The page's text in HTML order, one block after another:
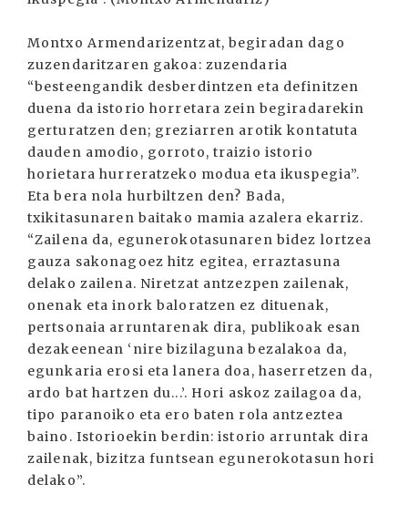
Montxo Armendarizentzat, begiradan dago
zuzendaritzaren gakoa: zuzendaria
“besteengandik desberdintzen eta definitzen
duena da istorio horretara zein begiradarekin
gerturatzen den; greziarren arotik kontatuta
dauden amodio, gorroto, traizio istorio
horietara hurreratzeko modua eta ikuspegia”.
Eta bera nola hurbiltzen den? Bada,
txikitasunaren baitako mamia azalera ekarriz.
“Zailena da, egunerokotasunaren bidez lortzea
gauza sakonagoez hitz egitea, erraztasuna
delako zailena. Niretzat antzezpen zailenak,
onenak eta inork baloratzen ez dituenak,
pertsonaia arruntarenak dira, publikoak esan
dezakeenean ‘nire bizilaguna bezalakoa da,
egunkaria erosi eta lanera doa, haserretzen da,
ardo bat hartzen du...’. Hori askoz zailagoa da,
tipo paranoiko eta ero baten rola antzeztea
baino. Istorioekin berdin: istorio arruntak dira
zailenak, bizitza funtsean egunerokotasun hori
delako”.